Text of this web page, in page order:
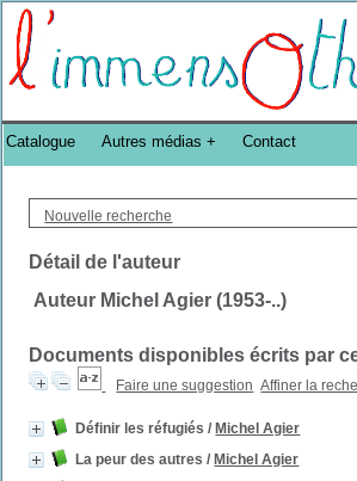
Bibliothèque DoucheFLUX Bibliotheek -->
Nouvelle recherche
Détail de l'auteur
Auteur Michel Agier (1953-..)
Documents disponibles écrits par
Faire une suggestion Affiner la
Définir les réfugiés / Michel Agier
La peur des autres / Michel Agier
Catalogue Autres médias Contact